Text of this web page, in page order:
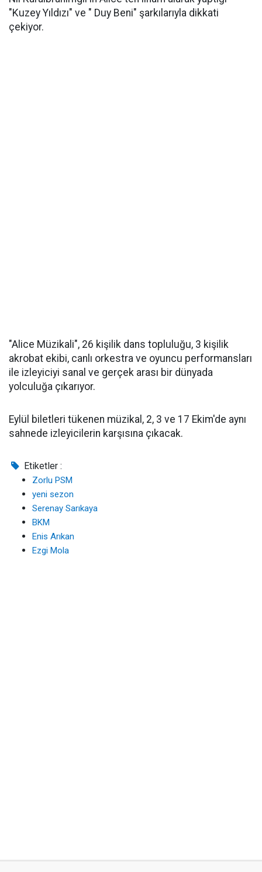
"Kuzey Yıldızı" ve " Duy Beni" şarkılarıyla dikkati
çekiyor.
"Alice Müzikali", 26 kişilik dans topluluğu, 3 kişilik
akrobat ekibi, canlı orkestra ve oyuncu performansları
ile izleyiciyi sanal ve gerçek arası bir dünyada
yolculuğa çıkarıyor.
Eylül biletleri tükenen müzikal, 2, 3 ve 17 Ekim'de aynı
sahnede izleyicilerin karşısına çıkacak.
Etiketler :
Zorlu PSM
yeni sezon
Serenay Sarıkaya
BKM
Enis Arıkan
Ezgi Mola